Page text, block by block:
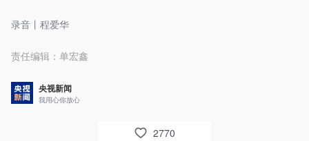
录音丨程爱华
责任编辑： 单宏鑫
央视新闻
我用心你放心
2770